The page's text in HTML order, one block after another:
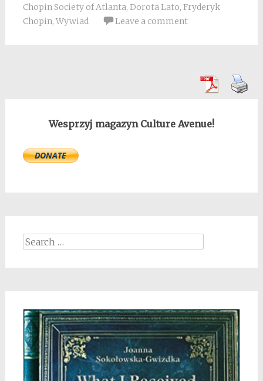
Chopin Society of Atlanta, Dorota Lato, Fryderyk
Chopin, Wywiad Leave a comment
Wesprzyj magazyn Culture Avenue!
Search
for: